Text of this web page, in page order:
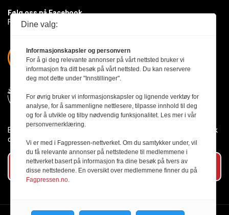
Følg oss på Facebook
Få med deg det siste innen byggebransjen
Byggmesteren følger Vær Varsom-plakaten og presseetikken slik
den er nedfelt i Redaktørplakaten.
Abonner på vårt nyhetsbrev
Dine valg:
Informasjonskapsler og personvern
For å gi deg relevante annonser på vårt nettsted bruker vi
informasjon fra ditt besøk på vårt nettsted. Du kan reservere
deg mot dette under "Innstillinger".
For øvrig bruker vi informasjonskapsler og lignende verktøy for
analyse, for å sammenligne nettlesere, tilpasse innhold til deg
og for å utvikle og tilby nødvendig funksjonalitet. Les mer i vår
personvernerklæring.
Vi er med i Fagpressen-nettverket. Om du samtykker under, vil
du få relevante annonser på nettstedene til medlemmene i
nettverket basert på informasjon fra dine besøk på tvers av
disse nettstedene. En oversikt over medlemmene finner du på
Fagpressen.no.